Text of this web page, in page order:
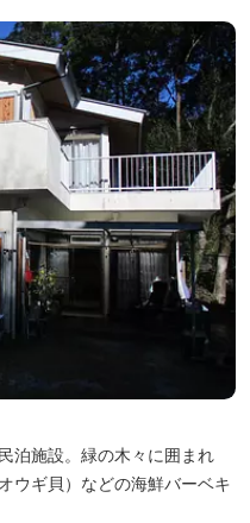
泊施設。緑の木々に囲まれ
ウギ貝）などの海鮮バーベキ